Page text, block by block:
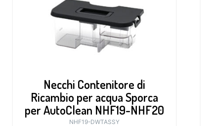
Necchi Contenitore di
Ricambio per acqua Sporca
per AutoClean NHF19-NHF20
NHF19-DWTASSY